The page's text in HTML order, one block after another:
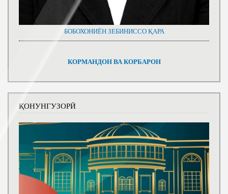
БОБОХОНИЁН ЗЕБИНИССО ҚАРА
КОРМАНДОН ВА КОРБАРОН
ҚОНУНГУЗОРӢ